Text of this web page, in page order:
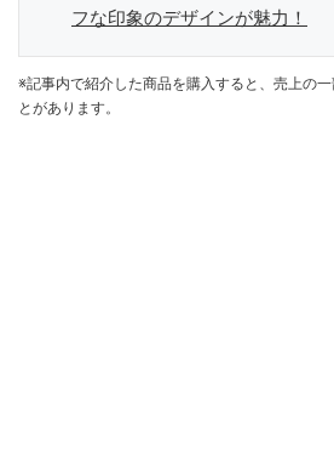
フな印象のデザインが魅力！
※記事内で紹介した商品を購入すると、売上の
とがあります。